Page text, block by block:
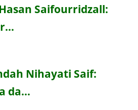
Saifourridzall:
Nihayati Saif:
da…